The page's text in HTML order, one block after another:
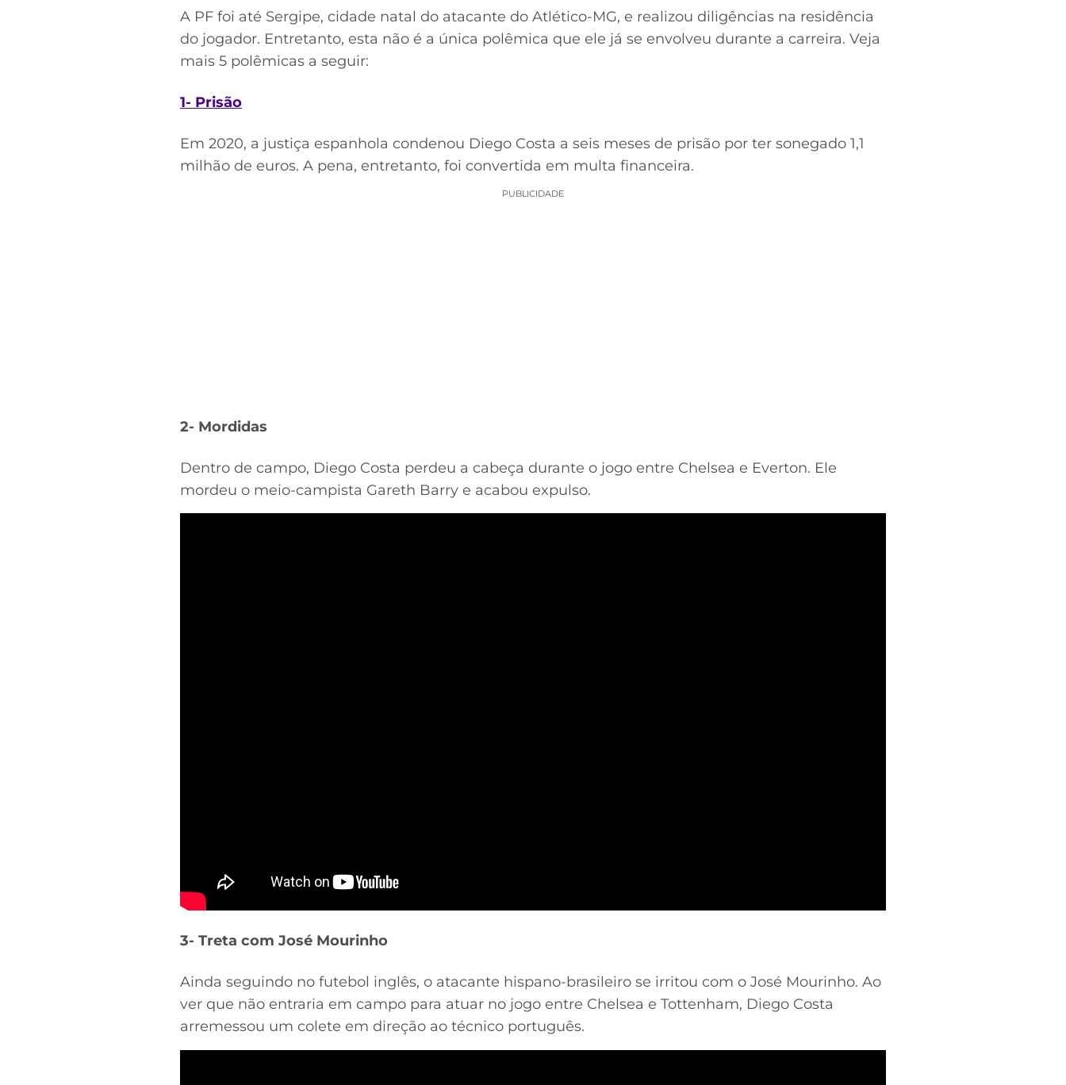
A PF foi até Sergipe, cidade natal do atacante do Atlético-MG, e realizou diligências na residência
do jogador. Entretanto, esta não é a única polêmica que ele já se envolveu durante a carreira. Veja
mais 5 polêmicas a seguir:
1- Prisão
Em 2020, a justiça espanhola condenou Diego Costa a seis meses de prisão por ter sonegado 1,1
milhão de euros. A pena, entretanto, foi convertida em multa financeira.
PUBLICIDADE
2- Mordidas
Dentro de campo, Diego Costa perdeu a cabeça durante o jogo entre Chelsea e Everton. Ele
mordeu o meio-campista Gareth Barry e acabou expulso.
3- Treta com José Mourinho
Ainda seguindo no futebol inglês, o atacante hispano-brasileiro se irritou com o José Mourinho. Ao
ver que não entraria em campo para atuar no jogo entre Chelsea e Tottenham, Diego Costa
arremessou um colete em direção ao técnico português.